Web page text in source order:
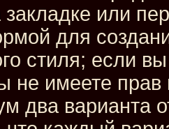
закладке или
для
стиля; если
имеете прав
два варианта